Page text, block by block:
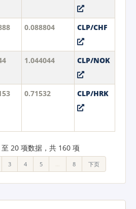
0.088804 CLP/CHF
1.044044 CLP/NOK
0.71532 CLP/HRK
20 项数据，共 160 项
3 4 5 … 8 下页